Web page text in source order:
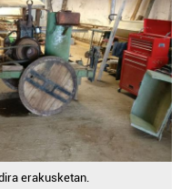
erakusketan.